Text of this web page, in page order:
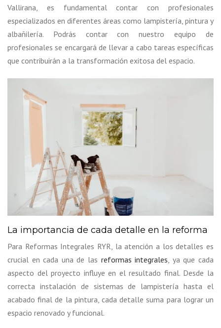
Vallirana, es fundamental contar con profesionales
especializados en diferentes áreas como lampistería, pintura y
albañilería. Podrás contar con nuestro equipo de
profesionales se encargará de llevar a cabo tareas específicas
que contribuirán a la transformación exitosa del espacio.
La importancia de cada detalle en la reforma
Para Reformas Integrales RYR, la atención a los detalles es
crucial en cada una de las reformas integrales, ya que cada
aspecto del proyecto influye en el resultado final. Desde la
correcta instalación de sistemas de lampistería hasta el
acabado final de la pintura, cada detalle suma para lograr un
espacio renovado y funcional.